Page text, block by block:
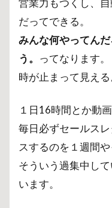
営業力もつくし、
だってできる。
みんな何やってん
う。 ってなります。
時が止まって見える
１日16時間とか動
毎日必ずセールス
スするのを１週間
そういう過集中し
います。